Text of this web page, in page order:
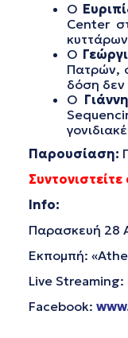
Ο
Center
Ο
Πατρών,
δόση δεν
Ο
Παρουσίαση:
Info:
Παρασκευή 28
Εκπομπή:
Live Streaming:
Facebook: